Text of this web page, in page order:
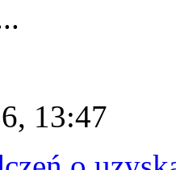
13:47